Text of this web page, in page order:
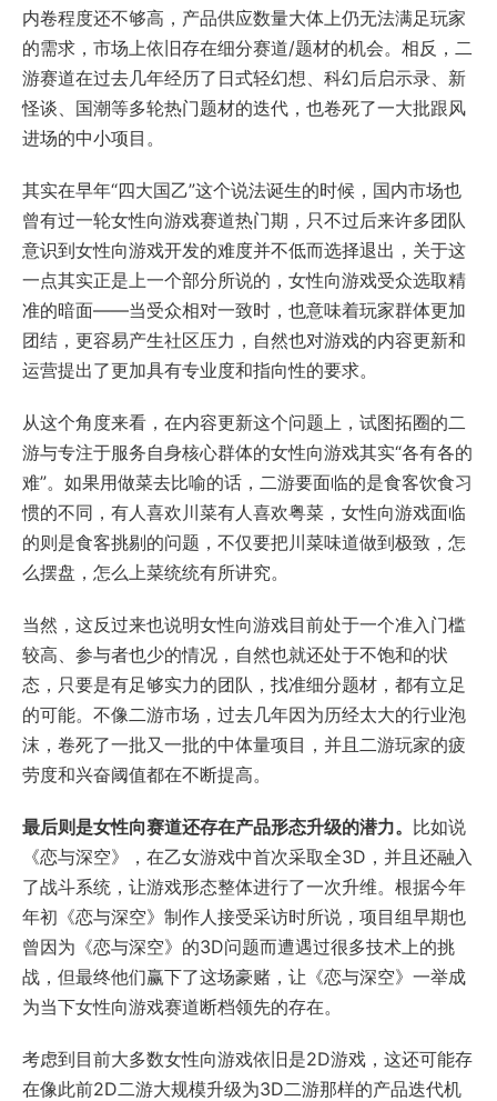
内卷程度还不够高，产品供应数量大体上仍无法满足玩家
的需求，市场上依旧存在细分赛道/题材的机会。相反，二
游赛道在过去几年经历了日式轻幻想、科幻后启示录、新
怪谈、国潮等多轮热门题材的迭代，也卷死了一大批跟风
进场的中小项目。
其实在早年“四大国乙”这个说法诞生的时候，国内市场也
曾有过一轮女性向游戏赛道热门期，只不过后来许多团队
意识到女性向游戏开发的难度并不低而选择退出，关于这
一点其实正是上一个部分所说的，女性向游戏受众选取精
准的暗面——当受众相对一致时，也意味着玩家群体更加
团结，更容易产生社区压力，自然也对游戏的内容更新和
运营提出了更加具有专业度和指向性的要求。
从这个角度来看，在内容更新这个问题上，试图拓圈的二
游与专注于服务自身核心群体的女性向游戏其实“各有各的
难”。如果用做菜去比喻的话，二游要面临的是食客饮食习
惯的不同，有人喜欢川菜有人喜欢粤菜，女性向游戏面临
的则是食客挑剔的问题，不仅要把川菜味道做到极致，怎
么摆盘，怎么上菜统统有所讲究。
当然，这反过来也说明女性向游戏目前处于一个准入门槛
较高、参与者也少的情况，自然也就还处于不饱和的状
态，只要是有足够实力的团队，找准细分题材，都有立足
的可能。不像二游市场，过去几年因为历经太大的行业泡
沫，卷死了一批又一批的中体量项目，并且二游玩家的疲
劳度和兴奋阈值都在不断提高。
最后则是女性向赛道还存在产品形态升级的潜力。 比如说
《恋与深空》，在乙女游戏中首次采取全3D，并且还融入
了战斗系统，让游戏形态整体进行了一次升维。根据今年
年初《恋与深空》制作人接受采访时所说，项目组早期也
曾因为《恋与深空》的3D问题而遭遇过很多技术上的挑
战，但最终他们赢下了这场豪赌，让《恋与深空》一举成
为当下女性向游戏赛道断档领先的存在。
考虑到目前大多数女性向游戏依旧是2D游戏，这还可能存
在像此前2D二游大规模升级为3D二游那样的产品迭代机